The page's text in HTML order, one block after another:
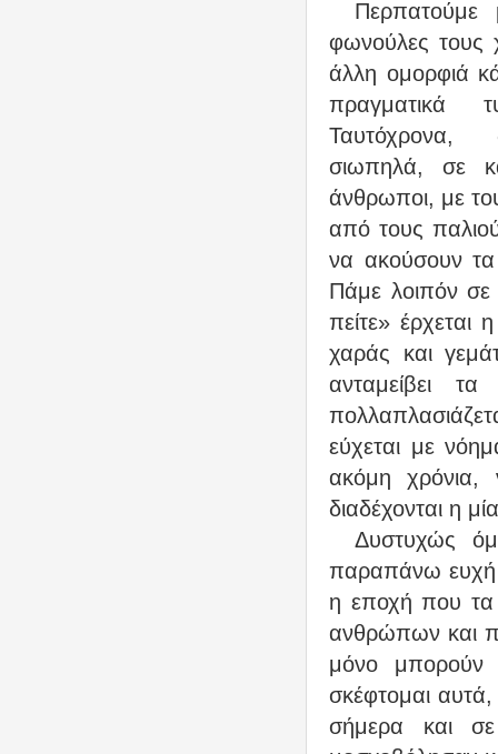
Περπατούμε
φωνούλες τους
άλλη ομορφιά
πραγματικά
Ταυτόχρονα,
σιωπηλά, σε
άνθρωποι, με
από τους
να ακούσουν τα
Πάμε λοιπόν
πείτε» έρχεται
χαράς και
ανταμείβει
εύχεται με
ακόμη χρόνια,
διαδέχονται η
Δυστυχώς
παραπάνω ευχή
η εποχή που τα
ανθρώπων και
μόνο μπορούν
σκέφτομαι
σήμερα και